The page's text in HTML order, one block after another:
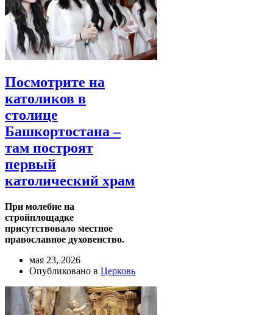
Посмотрите на
католиков в
столице
Башкортостана –
там построят
первый
католический храм
При молебне на
стройплощадке
присутствовало местное
православное духовенство.
мая 23, 2026
Опубликовано в Церковь